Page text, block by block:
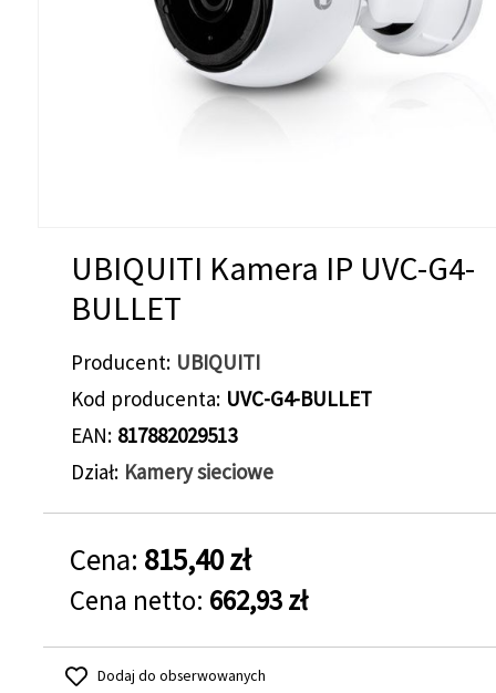
UBIQUITI Kamera IP UVC-G4-
BULLET
Producent UBIQUITI
Kod producenta UVC-G4-BULLET
EAN 817882029513
Dział Kamery sieciowe
Cena: 815,40 zł
Cena netto: 662,93 zł
Dodaj do obserwowanych